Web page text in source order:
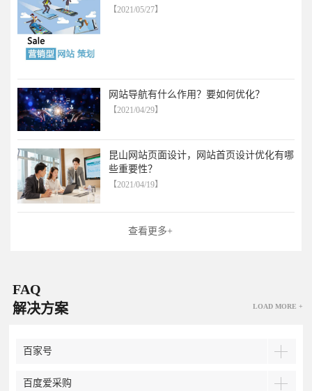
【2021/05/27】
网站导航有什么作用？要如何优化？
【2021/04/29】
昆山网站页面设计，网站首页设计优化有哪
些重要性？
【2021/04/19】
查看更多+
FAQ
解决方案
LOAD MORE +
百家号
百度爱采购